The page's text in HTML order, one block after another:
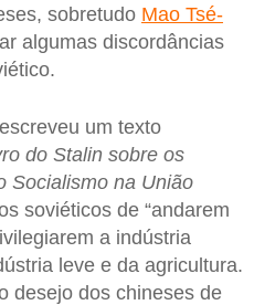
sobretudo Mao Tsé-
algumas discordâncias
escreveu um texto
do Stalin sobre os
Socialismo na União
soviéticos de “andarem
a indústria
leve e da agricultura.
desejo dos chineses de